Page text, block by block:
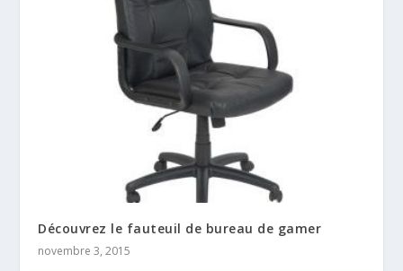
Découvrez le fauteuil de bureau de gamer
novembre 3, 2015